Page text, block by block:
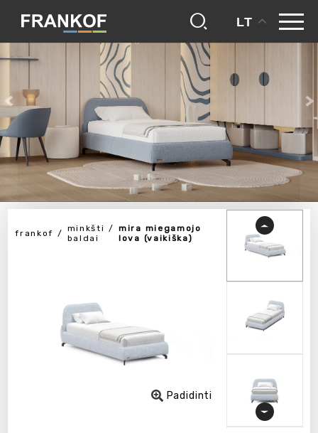
LT
frankof
minkšti
baldai
mira miegamojo
lova (vaikiška)
Padidinti